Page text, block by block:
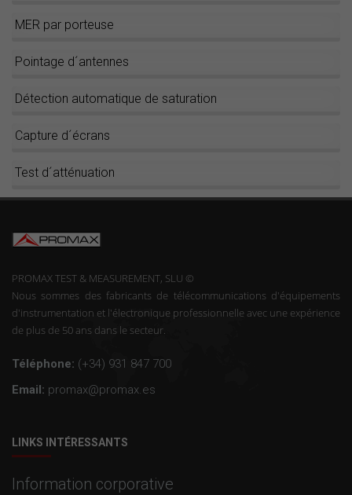
MER par porteuse
Pointage d´antennes
Détection automatique de saturation
Capture d´écrans
Test d´atténuation
PROMAX TEST & MEASUREMENT, SLU ©
Nous sommes des fabricants de télécommunications d'équipements
d'instrumentation et l'électronique professionnelle avec une expérience
de plus de 50 ans dans le secteur.
Téléphone: (+34) 931 847 700
Email: promax@promax.es
LINKS INTÉRESSANTS
Information corporative